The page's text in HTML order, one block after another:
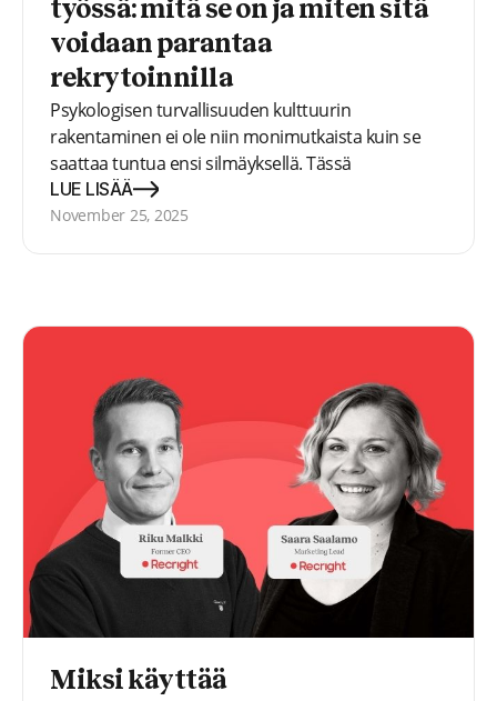
työssä: mitä se on ja miten sitä
voidaan parantaa
rekrytoinnilla
Psykologisen turvallisuuden kulttuurin
rakentaminen ei ole niin monimutkaista kuin se
saattaa tuntua ensi silmäyksellä. Tässä
webinaarissa selvitämme psykologisen
turvallisuuden hämmennyksen, selitämme, kuinka
LUE LISÄÄ
November 25, 2025
Miksi käyttää